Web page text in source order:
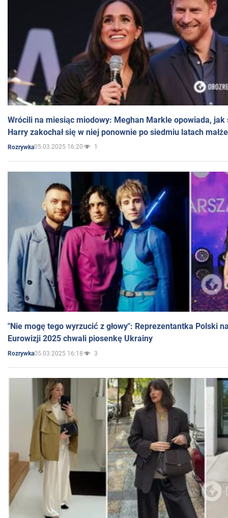
Wrócili na miesiąc miodowy: Meghan Markle opowiada, jak
Harry zakochał się w niej ponownie po siedmiu latach
Rozrywka05.03.2025 16:20 1
"Nie mogę tego wyrzucić z głowy": Reprezentantka Polski
Eurowizji 2025 chwali piosenkę Ukrainy
Rozrywka05.03.2025 16:18 3